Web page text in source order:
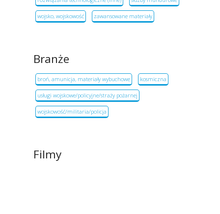
wojsko, wojskowość zawansowane materiały
Branże
broń, amunicja, materiały wybuchowe kosmiczna
usługi wojskowe/policyjne/straży pożarnej
wojskowość/militaria/policja
Filmy